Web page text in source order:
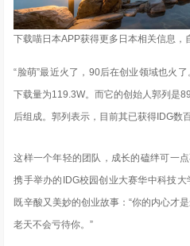
下载喵日本APP获得更多日本相关信息
“脸萌”最近火了，90后在创业领域也火
下载量为119.3W。而它的创始人郭列是
后组成。郭列表示，目前其已获得IDG数
这样一个年轻的团队，成长的磕绊可一
携手举办的IDG校园创业大赛华中科技
既辛酸又美妙的创业故事：“你的内心才
老天不会亏待你。”